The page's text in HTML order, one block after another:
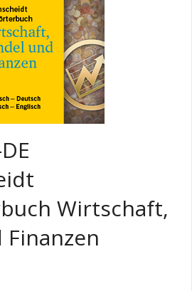
Wirtschaft,